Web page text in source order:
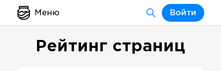
Меню Войти
Рейтинг страниц